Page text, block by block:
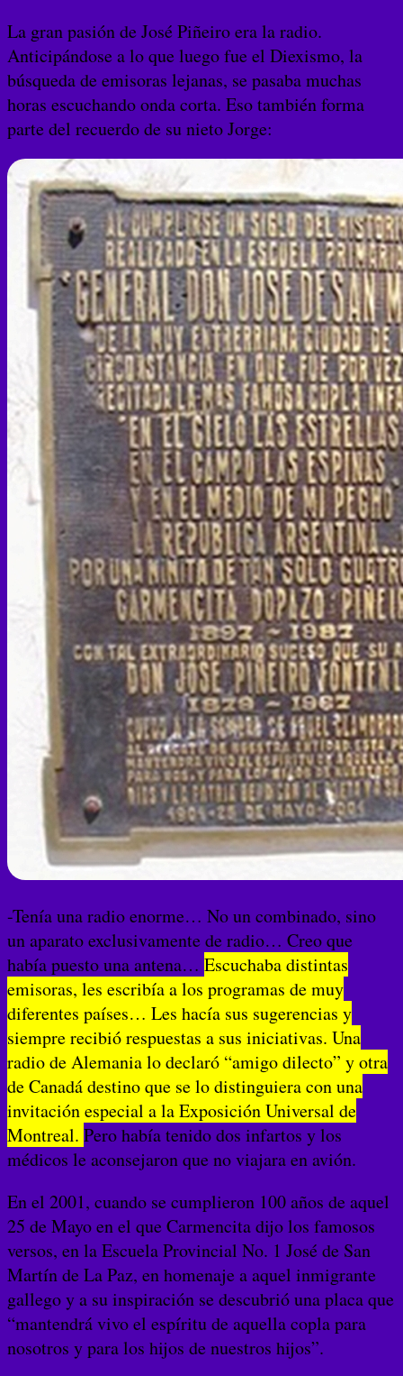
La gran pasión de José Piñeiro era la radio.
Anticipándose a lo que luego fue el Diexismo, la
búsqueda de emisoras lejanas, se pasaba muchas
horas escuchando onda corta. Eso también forma
parte del recuerdo de su nieto Jorge:
-Tenía una radio enorme… No un combinado, sino
un aparato exclusivamente de radio… Creo que
había puesto una antena… Escuchaba distintas
emisoras, les escribía a los programas de muy
diferentes países… Les hacía sus sugerencias y
siempre recibió respuestas a sus iniciativas. Una
radio de Alemania lo declaró “amigo dilecto” y otra
de Canadá destino que se lo distinguiera con una
invitación especial a la Exposición Universal de
Montreal. Pero había tenido dos infartos y los
médicos le aconsejaron que no viajara en avión.
En el 2001, cuando se cumplieron 100 años de aquel
25 de Mayo en el que Carmencita dijo los famosos
versos, en la Escuela Provincial No. 1 José de San
Martín de La Paz, en homenaje a aquel inmigrante
gallego y a su inspiración se descubrió una placa que
“mantendrá vivo el espíritu de aquella copla para
nosotros y para los hijos de nuestros hijos”.